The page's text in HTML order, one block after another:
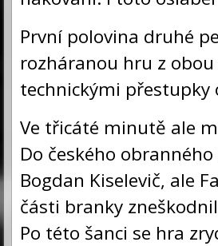
První polovina druhé
rozháranou hru z
technickými přestupky
Ve třicáté minutě ale
Do českého
Bogdan Kiselevič, ale
části branky
Po této šanci se hra